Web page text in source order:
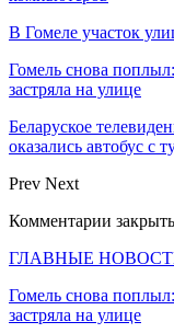
В Гомеле участок
Гомель снова
застряла на улице
Беларуское
оказались автобус с
Prev Next
Комментарии
ГЛАВНЫЕ
Гомель снова
застряла на улице